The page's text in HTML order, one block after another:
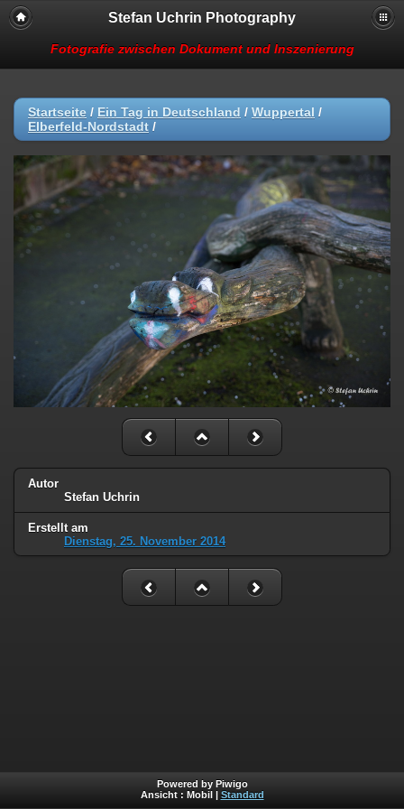
Stefan Uchrin Photography
Fotografie zwischen Dokument und Inszenierung
Startseite / Ein Tag in Deutschland / Wuppertal /
Elberfeld-Nordstadt /
Autor
Stefan Uchrin
Erstellt am
Dienstag, 25. November 2014
Powered by Piwigo
Ansicht : Mobil Standard